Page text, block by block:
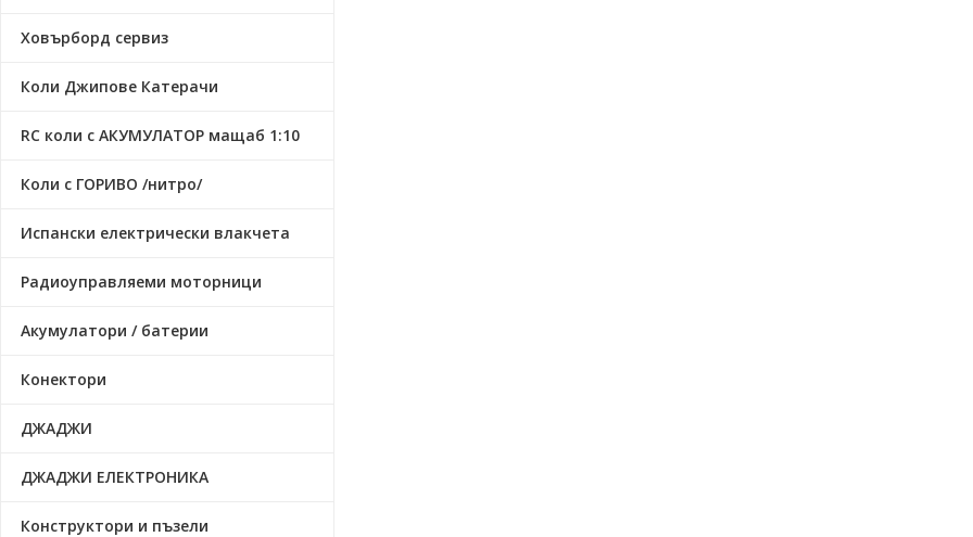
Ховърборд сервиз
Коли Джипове Катерачи
RC коли с АКУМУЛАТОР мащаб 1:10
Коли с ГОРИВО /нитро/
Испански електрически влакчета
Радиоуправляеми моторници
Акумулатори / батерии
Конектори
ДЖАДЖИ
ДЖАДЖИ ЕЛЕКТРОНИКА
Конструктори и пъзели